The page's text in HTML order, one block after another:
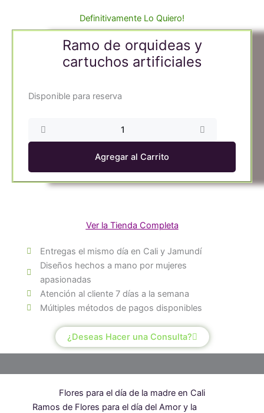
Definitivamente Lo Quiero!
Ramo de orquideas y
cartuchos artificiales
Disponible para reserva
Ramo
cartuchos
cantidad
Agregar al Carrito
Ver la Tienda Completa
Entregas el mismo día en Cali y Jamundí
Diseños hechos a mano por mujeres
apasionadas
Atención al cliente 7 días a la semana
Múltiples métodos de pagos disponibles
¿Deseas Hacer una Consulta?
Flores para el día de la madre en Cali
Ramos de Flores para el día del Amor y la